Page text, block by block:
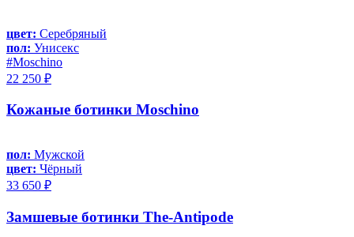
цвет: Серебряный
пол: Унисекс
#Moschino
22 250 ₽
Кожаные ботинки Moschino
пол: Мужской
цвет: Чёрный
33 650 ₽
Замшевые ботинки The-Antipode